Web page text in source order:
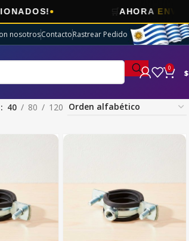
🛒AHORA ENVÍOS GRATISEN
nosotrosContactoRastrear Pedido
0 $
40 80 120